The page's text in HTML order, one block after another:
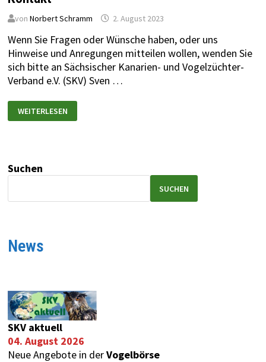
von Norbert Schramm 2. August 2023
Wenn Sie Fragen oder Wünsche haben, oder uns
Hinweise und Anregungen mitteilen wollen, wenden Sie
sich bitte an Sächsischer Kanarien- und Vogelzüchter-
Verband e.V. (SKV) Sven …
WEITERLESEN
Suchen
SUCHEN
News
SKV aktuell
04. August 2026
Neue Angebote in derVogelbörse